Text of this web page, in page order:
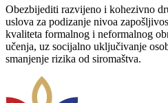
Obezbijediti razvijeno i kohezivno
uslova za podizanje nivoa
kvaliteta formalnog i neformalnog
učenja, uz socijalno uključivanje
smanjenje rizika od siromaštva.